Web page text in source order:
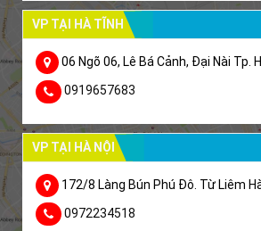
VP TẠI HÀ TĨNH
06 Ngõ 06, Lê Bá Cảnh, Đại Nài Tp.
0919657683
VP TẠI HÀ NỘI
172/8 Làng Bún Phú Đô. Từ Liêm
0972234518